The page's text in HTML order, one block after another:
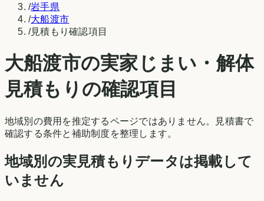
/岩手県
/大船渡市
/見積もり確認項目
大船渡市の実家じまい・解体
見積もりの確認項目
地域別の費用を推定するページではありません。見積書で
確認する条件と補助制度を整理します。
地域別の実見積もりデータは掲載して
いません